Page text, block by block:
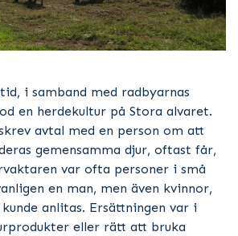
i samband med radbyarnas
en herdekultur på Stora alvaret.
avtal med en person om att
gemensamma djur, oftast får,
var ofta personer i små
en man, men även kvinnor,
anlitas. Ersättningen var i
eller rätt att bruka